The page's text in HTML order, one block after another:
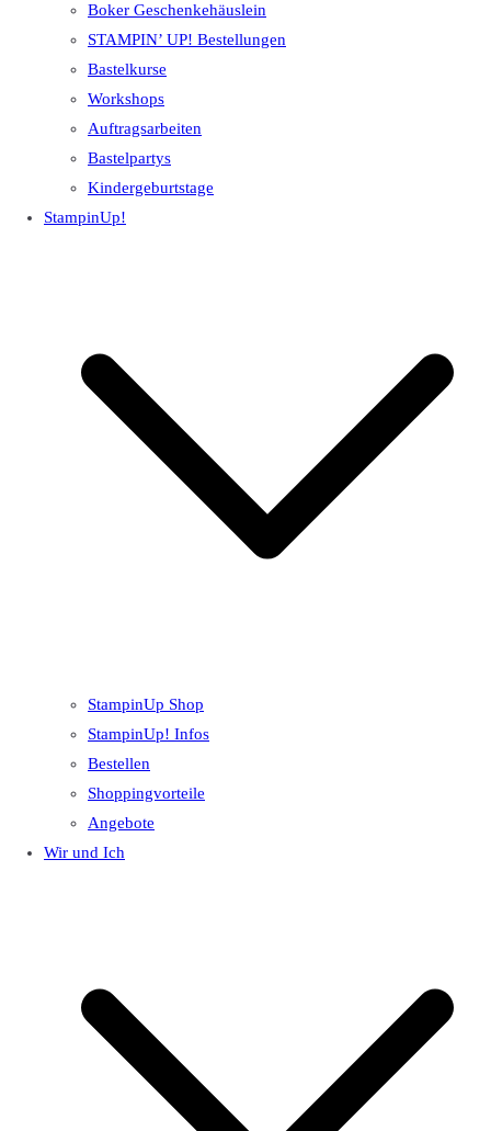
Boker Geschenkehäuslein
STAMPIN’ UP! Bestellungen
Bastelkurse
Workshops
Auftragsarbeiten
Bastelpartys
Kindergeburtstage
StampinUp!
StampinUp Shop
StampinUp! Infos
Bestellen
Shoppingvorteile
Angebote
Wir und Ich